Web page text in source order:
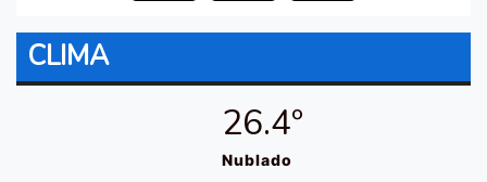
CLIMA
26.4º
Nublado